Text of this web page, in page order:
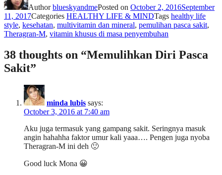
AuthorblueskyandmePosted on October 2, 2016September
11, 2017Categories HEALTHY LIFE & MINDTags healthy life
style, kesehatan, multivitamin dan mineral, pemulihan pasca sakit,
Theragran-M, vitamin khusus di masa penyembuhan
38 thoughts on “Memulihkan Diri Pasca
Sakit”
minda lubis says:
October 3, 2016 at 7:40 am
Aku juga termasuk yang gampang sakit. Seringnya masuk
angin hahahha faktor umur kali yaaa…. Pengen juga nyoba
Theragran-M ini deh 🙂
Good luck Mona 😀